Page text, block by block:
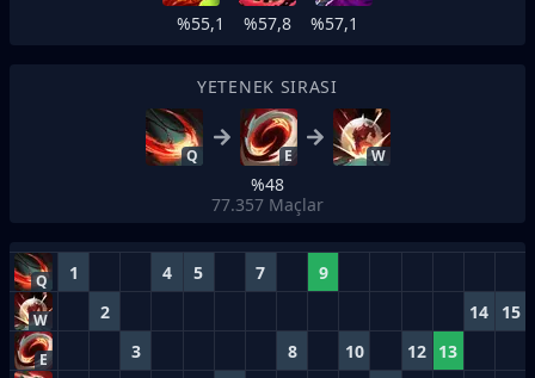
%55,1 %57,8 %57,1
YETENEK SIRASI
Q E W
%48
77.357 Maçlar
Q 1 4 5 7 9
W 2 14 15
E 3 8 10 12 13